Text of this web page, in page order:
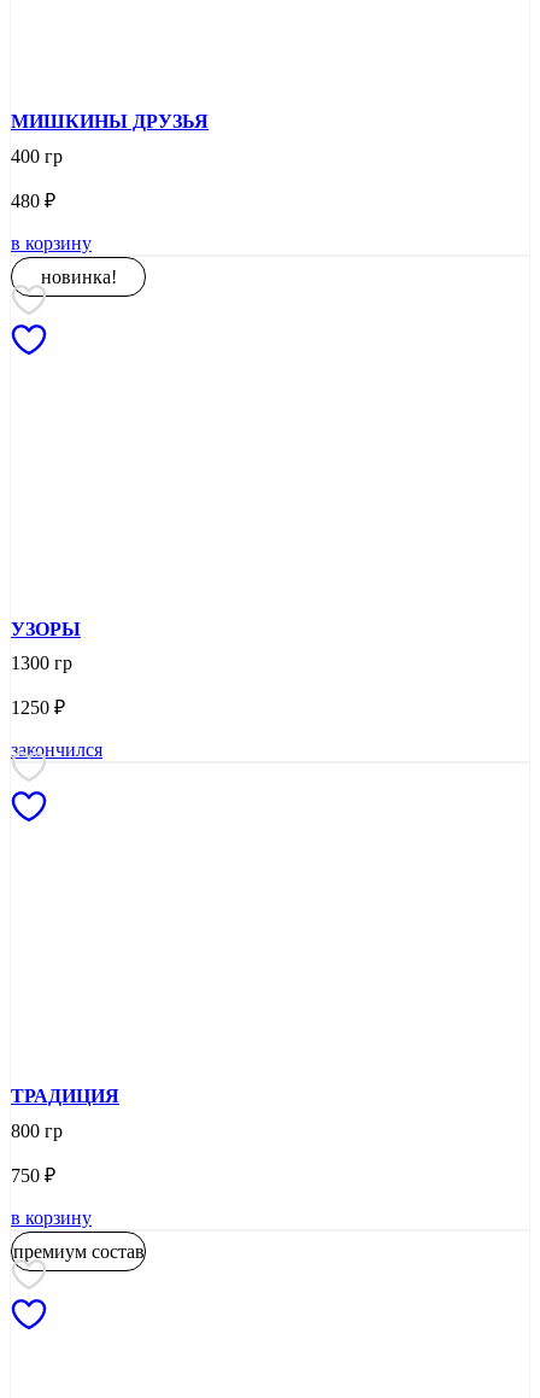
МИШКИНЫ ДРУЗЬЯ
400 гр
480 ₽
в корзину
новинка!
УЗОРЫ
1300 гр
1250 ₽
закончился
ТРАДИЦИЯ
800 гр
750 ₽
в корзину
премиум состав